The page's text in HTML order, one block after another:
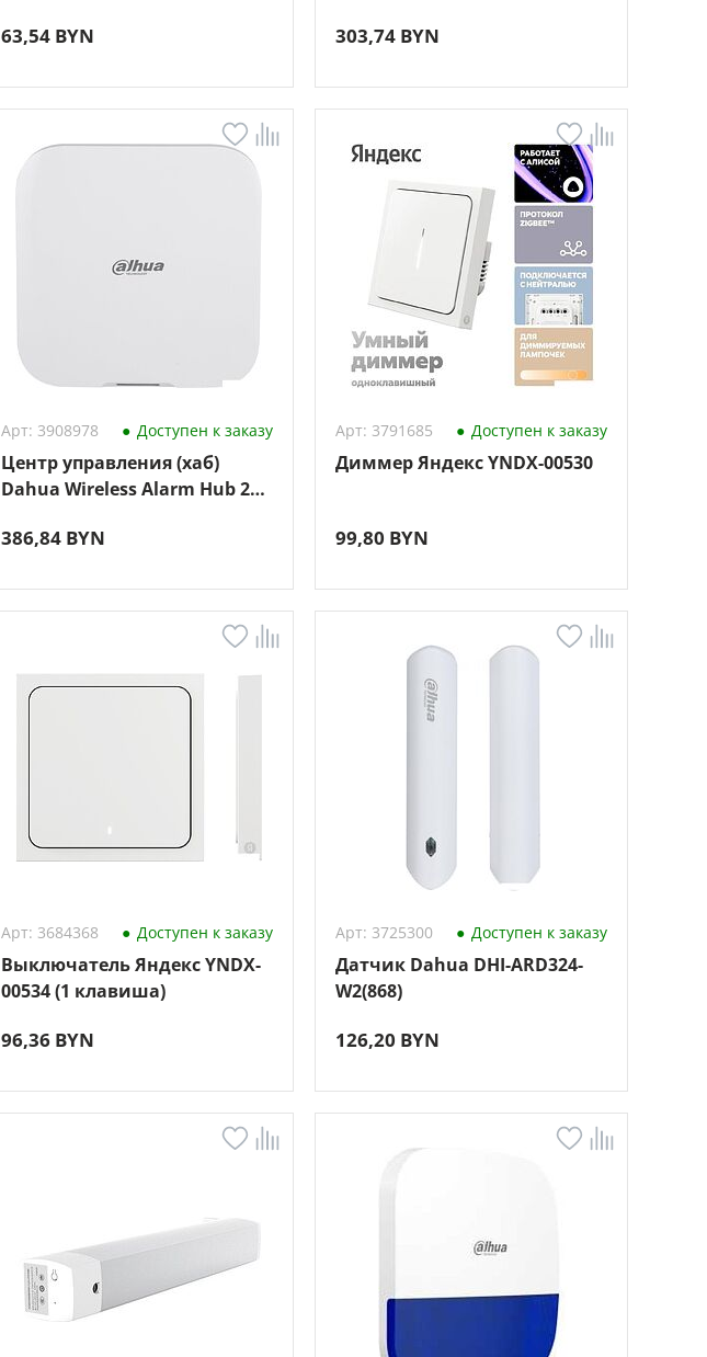
63,54 BYN 303,74 BYN
Арт: 3908978 Доступен к заказу
Центр управления (хаб)
Dahua Wireless Alarm Hub 2
386,84 BYN
Арт: 3791685 Доступен к заказу
Диммер Яндекс YNDX-00530
99,80 BYN
Арт: 3684368 Доступен к заказу
Выключатель Яндекс YNDX-
00534 (1 клавиша)
96,36 BYN
Арт: 3725300 Доступен к заказу
Датчик Dahua DHI-ARD324-
W2(868)
126,20 BYN